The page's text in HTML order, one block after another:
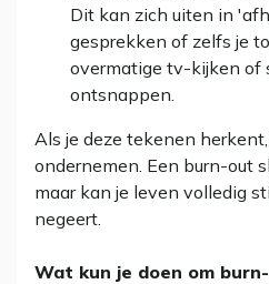
Dit kan zich uiten in
gesprekken of zelfs je
overmatige tv-kijken of
ontsnappen.
Als je deze tekenen
ondernemen. Een burn-out
maar kan je leven volledig
negeert.
Wat kun je doen om